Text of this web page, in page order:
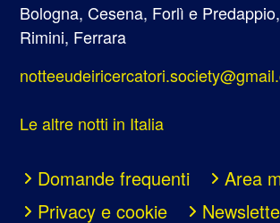
Bologna, Cesena, Forlì e
Rimini, Ferrara
Le altre notti in Italia
Domande frequenti
Area
Privacy e cookie